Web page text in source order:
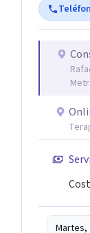
Martes,